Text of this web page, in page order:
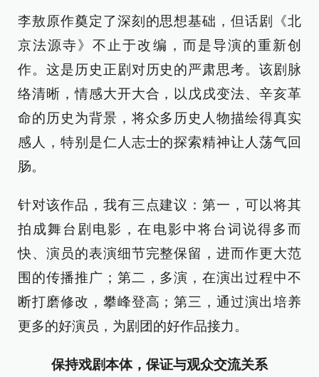
李敖原作奠定了深刻的思想基础，但话剧《北
京法源寺》不止于改编，而是导演的重新创
作。这是历史正剧对历史的严肃思考。该剧脉
络清晰，情感大开大合，以戊戌变法、辛亥革
命的历史为背景，将众多历史人物描绘得真实
感人，特别是仁人志士的探索精神让人荡气回
肠。
针对该作品，我有三点建议：第一，可以将其
拍成舞台剧电影，在电影中将台词说得多而
快、演员的表演细节完整保留，进而作更大范
围的传播推广；第二，多演，在演出过程中不
断打磨修改，攀峰登高；第三，通过演出培养
更多的好演员，为剧团的好作品接力。
保持戏剧本体，保证与观众交流关系